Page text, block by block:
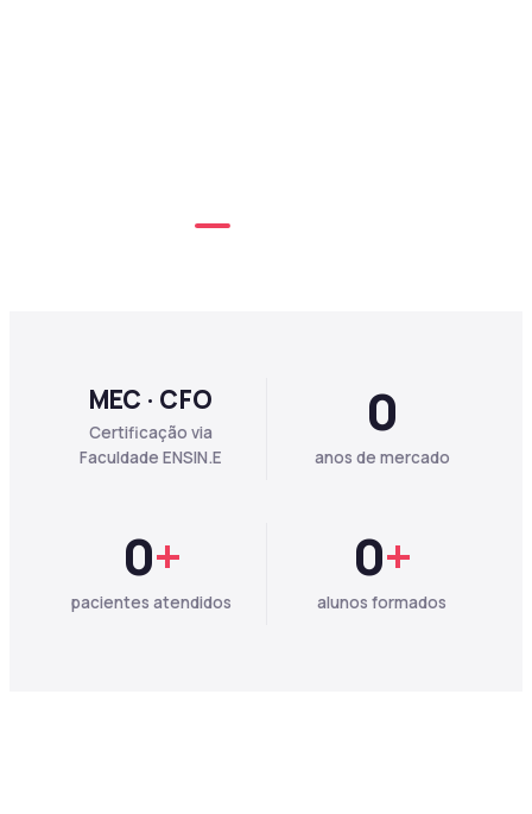
MEC · CFO
Certificação via
Faculdade ENSIN.E
0
anos de mercado
0+
pacientes atendidos
0+
alunos formados